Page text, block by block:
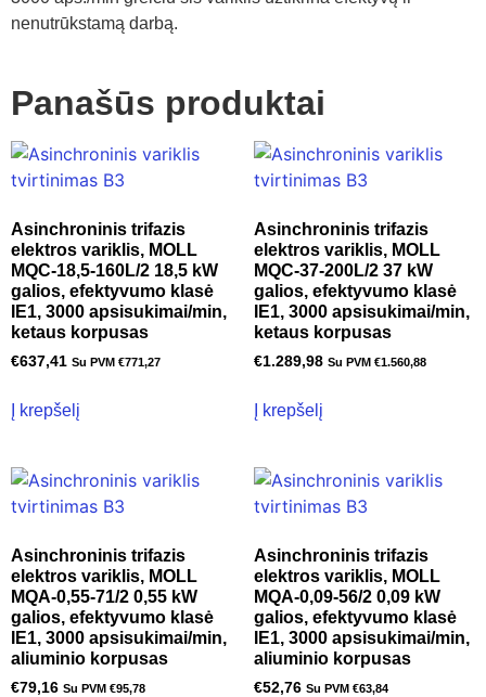
nenutrūkstamą darbą.
Panašūs produktai
Asinchroninis trifazis
elektros variklis, MOLL
MQC-18,5-160L/2 18,5 kW
galios, efektyvumo klasė
IE1, 3000 apsisukimai/min,
ketaus korpusas
€637,41 Su PVM €771,27
Į krepšelį
Asinchroninis trifazis
elektros variklis, MOLL
MQC-37-200L/2 37 kW
galios, efektyvumo klasė
IE1, 3000 apsisukimai/min,
ketaus korpusas
€1.289,98 Su PVM €1.560,88
Į krepšelį
Asinchroninis trifazis
elektros variklis, MOLL
MQA-0,55-71/2 0,55 kW
galios, efektyvumo klasė
IE1, 3000 apsisukimai/min,
aliuminio korpusas
€79,16 Su PVM €95,78
Asinchroninis trifazis
elektros variklis, MOLL
MQA-0,09-56/2 0,09 kW
galios, efektyvumo klasė
IE1, 3000 apsisukimai/min,
aliuminio korpusas
€52,76 Su PVM €63,84